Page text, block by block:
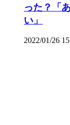
った？「
い」
2022/01/26